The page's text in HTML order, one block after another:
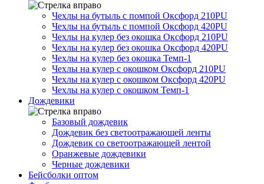
Чехлы на бутыль с помпой Оксфорд 210PU
Чехлы на бутыль с помпой Оксфорд 420PU
Чехлы на кулер без окошка Оксфорд 210PU
Чехлы на кулер без окошка Оксфорд 420PU
Чехлы на кулер без окошка Темп-1
Чехлы на кулер с окошком Оксфорд 210PU
Чехлы на кулер с окошком Оксфорд 420PU
Чехлы на кулер с окошком Темп-1
Дождевики
Базовый дождевик
Дождевик без светоотражающей ленты
Дождевик со светоотражающей лентой
Оранжевые дождевики
Черные дождевики
Бейсболки оптом